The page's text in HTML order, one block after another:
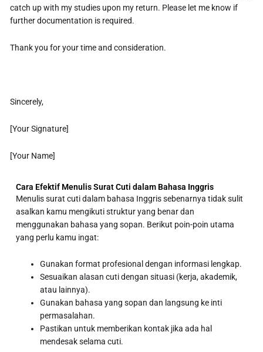
catch up with my studies upon my return. Please let me know if
further documentation is required.
Thank you for your time and consideration.
Sincerely,
[Your Signature]
[Your Name]
Cara Efektif Menulis Surat Cuti dalam Bahasa Inggris
Menulis surat cuti dalam bahasa Inggris sebenarnya tidak sulit
asalkan kamu mengikuti struktur yang benar dan
menggunakan bahasa yang sopan. Berikut poin-poin utama
yang perlu kamu ingat:
Gunakan format profesional dengan informasi lengkap.
Sesuaikan alasan cuti dengan situasi (kerja, akademik,
atau lainnya).
Gunakan bahasa yang sopan dan langsung ke inti
permasalahan.
Pastikan untuk memberikan kontak jika ada hal
mendesak selama cuti.